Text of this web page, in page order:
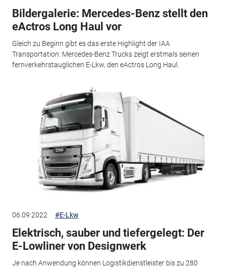
Bildergalerie: Mercedes-Benz stellt den
eActros Long Haul vor
Gleich zu Beginn gibt es das erste Highlight der IAA
Transportation: Mercedes-Benz Trucks zeigt erstmals seinen
fernverkehrstauglichen E-Lkw, den eActros Long Haul.
06.09.2022 #E-Lkw
Elektrisch, sauber und tiefergelegt: Der
E-Lowliner von Designwerk
Je nach Anwendung können Logistikdienstleister bis zu 280